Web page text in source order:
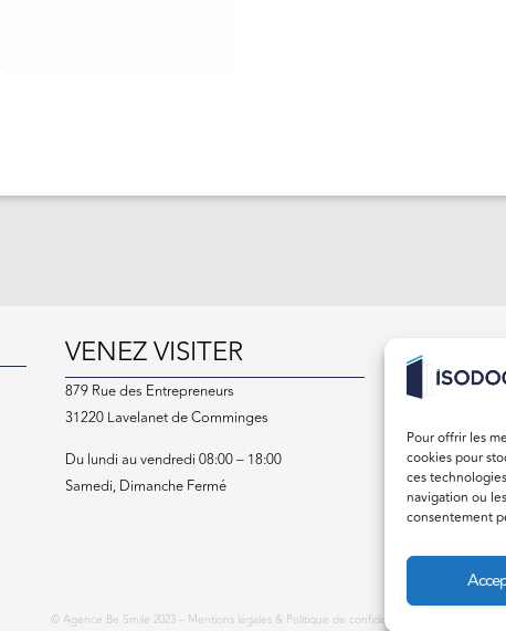
Pour offrir les
cookies pour
ces
navigation ou
consentement
VENEZ VISITER
879 Rue des Entrepreneurs
31220 Lavelanet de Comminges
Du lundi au vendredi 08:00 – 18:00
Samedi, Dimanche Fermé
05 61 97
© Agence Be Smile 2023 – Mentions légales & Politique de confidentialité